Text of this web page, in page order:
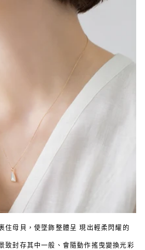
住母貝，使墜飾整體呈 現出輕柔閃耀的
致封存其中一般、會隨動作搖曳變換光彩